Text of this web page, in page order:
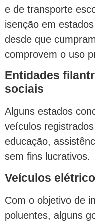
e de transporte
isenção em
desde que
comprovem o uso
Entidades
sociais
Alguns estados
veículos
educação,
sem fins lucrativos.
Veículos
Com o objetivo de
poluentes, alguns